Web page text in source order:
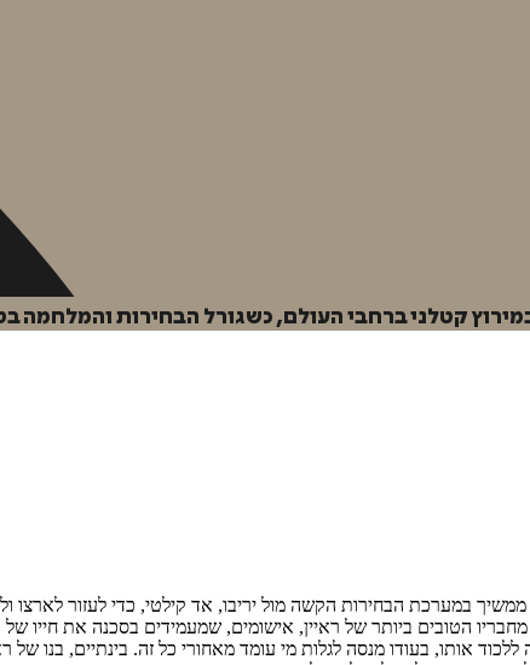
קטלני ברחבי העולם, כשגורל הבחירות והמלחמה
במערכת הבחירות הקשה מול יריבו, אד קילטי, כדי לעזור לארצו
הטובים ביותר של ראיין, אישומים, שמעמידים בסכנה את חייו של
אותו, בעודו מנסה לגלות מי עומד מאחורי כל זה. בינתיים, בנו של